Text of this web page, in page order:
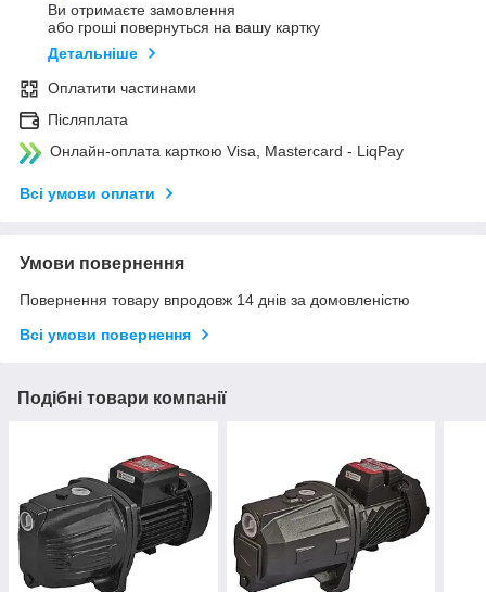
Ви отримаєте замовлення
або гроші повернуться на вашу картку
Детальніше
Оплатити частинами
Післяплата
Онлайн-оплата карткою Visa, Mastercard - LiqPay
Всі умови оплати
Умови повернення
Повернення товару впродовж 14 днів за домовленістю
Всі умови повернення
Подібні товари компанії